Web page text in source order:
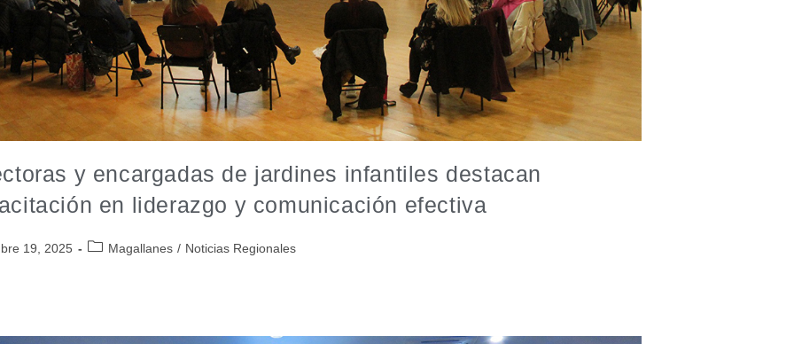
y encargadas de jardines infantiles destacan
en liderazgo y comunicación efectiva
19, 2025 Magallanes / Noticias Regionales